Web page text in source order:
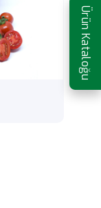
Ürün Kataloğu